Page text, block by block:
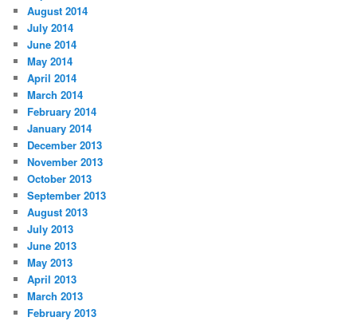
August 2014
July 2014
June 2014
May 2014
April 2014
March 2014
February 2014
January 2014
December 2013
November 2013
October 2013
September 2013
August 2013
July 2013
June 2013
May 2013
April 2013
March 2013
February 2013